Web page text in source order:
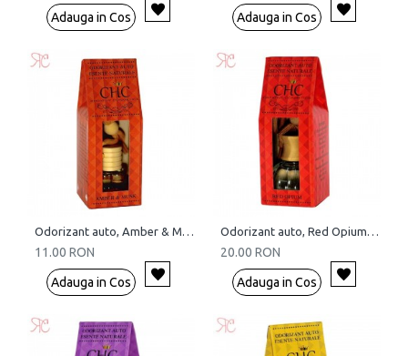
Adauga in Cos Adauga in Cos
Odorizant auto, Amber & Musk, 5 ml
11.00 RON
Adauga in Cos
Odorizant auto, Red Opium, 15 ml
20.00 RON
Adauga in Cos